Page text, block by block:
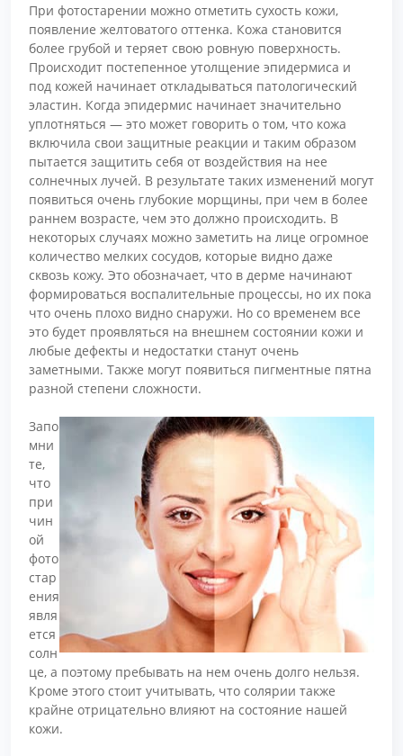
При фотостарении можно отметить сухость кожи,
появление желтоватого оттенка. Кожа становится
более грубой и теряет свою ровную поверхность.
Происходит постепенное утолщение эпидермиса и
под кожей начинает откладываться патологический
эластин. Когда эпидермис начинает значительно
уплотняться — это может говорить о том, что кожа
включила свои защитные реакции и таким образом
пытается защитить себя от воздействия на нее
солнечных лучей. В результате таких изменений могут
появиться очень глубокие морщины, при чем в более
раннем возрасте, чем это должно происходить. В
некоторых случаях можно заметить на лице огромное
количество мелких сосудов, которые видно даже
сквозь кожу. Это обозначает, что в дерме начинают
формироваться воспалительные процессы, но их пока
что очень плохо видно снаружи. Но со временем все
это будет проявляться на внешнем состоянии кожи и
любые дефекты и недостатки станут очень
заметными. Также могут появиться пигментные пятна
разной степени сложности.
Запо
мни
те,
что
при
чин
ой
фото
стар
ения
явля
ется
солн
це, а поэтому пребывать на нем очень долго нельзя.
Кроме этого стоит учитывать, что солярии также
крайне отрицательно влияют на состояние нашей
кожи.